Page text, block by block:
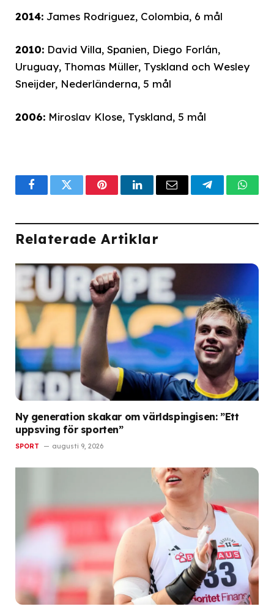
2014: James Rodriguez, Colombia, 6 mål
2010: David Villa, Spanien, Diego Forlán,
Uruguay, Thomas Müller, Tyskland och Wesley
Sneijder, Nederländerna, 5 mål
2006: Miroslav Klose, Tyskland, 5 mål
FacebookTwitterPinterestLinkedInEmail Telegram
Relaterade Artiklar
Ny generation skakar om världspingisen: ”Ett
uppsving för sporten”
SPORT augusti 9, 2026